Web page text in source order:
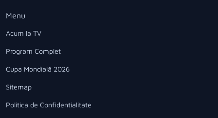
Menu
Acum la TV
Program Complet
Cupa Mondială 2026
Sitemap
Politica de Confidentialitate